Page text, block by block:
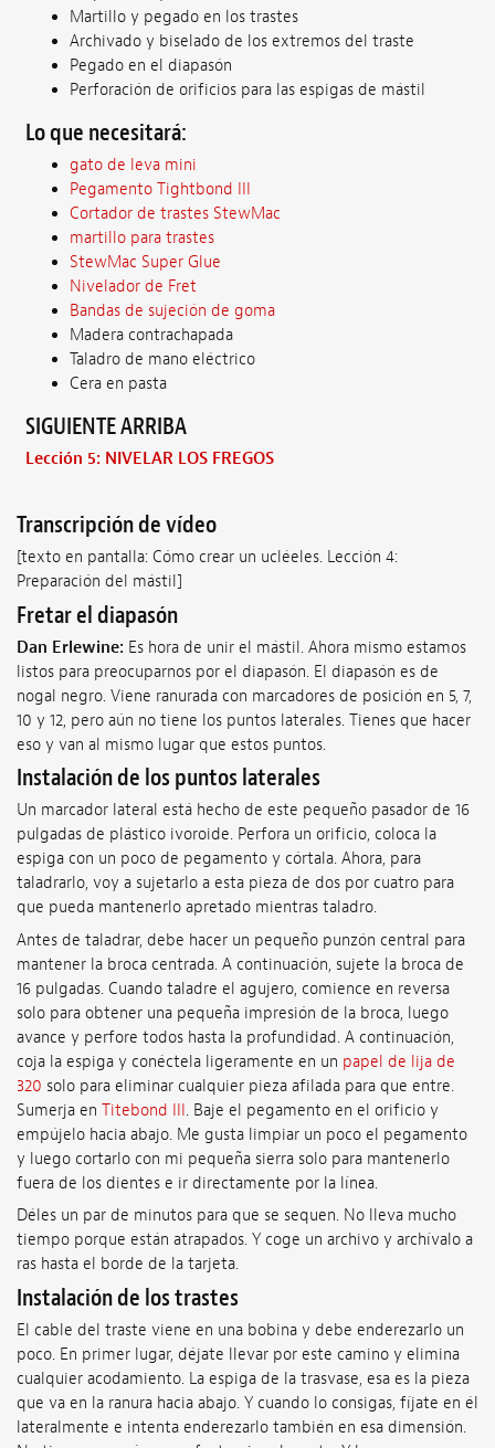
Martillo y pegado en los trastes
Archivado y biselado de los extremos del traste
Pegado en el diapasón
Perforación de orificios para las espigas de mástil
Lo que necesitará:
gato de leva mini
Pegamento Tightbond III
Cortador de trastes StewMac
martillo para trastes
StewMac Super Glue
Nivelador de Fret
Bandas de sujeción de goma
Madera contrachapada
Taladro de mano eléctrico
Cera en pasta
SIGUIENTE ARRIBA
Lección 5: NIVELAR LOS FREGOS
Transcripción de vídeo
[texto en pantalla: Cómo crear un ucléeles. Lección 4:
Preparación del mástil]
Fretar el diapasón
Dan Erlewine: Es hora de unir el mástil. Ahora mismo estamos
listos para preocuparnos por el diapasón. El diapasón es de
nogal negro. Viene ranurada con marcadores de posición en 5, 7,
10 y 12, pero aún no tiene los puntos laterales. Tienes que hacer
eso y van al mismo lugar que estos puntos.
Instalación de los puntos laterales
Un marcador lateral está hecho de este pequeño pasador de 16
pulgadas de plástico ivoroide. Perfora un orificio, coloca la
espiga con un poco de pegamento y córtala. Ahora, para
taladrarlo, voy a sujetarlo a esta pieza de dos por cuatro para
que pueda mantenerlo apretado mientras taladro.
Antes de taladrar, debe hacer un pequeño punzón central para
mantener la broca centrada. A continuación, sujete la broca de
16 pulgadas. Cuando taladre el agujero, comience en reversa
solo para obtener una pequeña impresión de la broca, luego
avance y perfore todos hasta la profundidad. A continuación,
coja la espiga y conéctela ligeramente en un papel de lija de
320 solo para eliminar cualquier pieza afilada para que entre.
Sumerja en Titebond III. Baje el pegamento en el orificio y
empújelo hacia abajo. Me gusta limpiar un poco el pegamento
y luego cortarlo con mi pequeña sierra solo para mantenerlo
fuera de los dientes e ir directamente por la línea.
Déles un par de minutos para que se sequen. No lleva mucho
tiempo porque están atrapados. Y coge un archivo y archívalo a
ras hasta el borde de la tarjeta.
Instalación de los trastes
El cable del traste viene en una bobina y debe enderezarlo un
poco. En primer lugar, déjate llevar por este camino y elimina
cualquier acodamiento. La espiga de la trasvase, esa es la pieza
que va en la ranura hacia abajo. Y cuando lo consigas, fíjate en él
lateralmente e intenta enderezarlo también en esa dimensión.